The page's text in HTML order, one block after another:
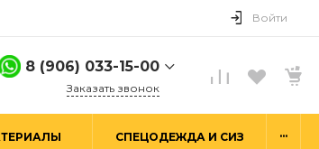
Войти
8 (906) 033-15-00
г. Москва,
Заказать звонок
СПЕЦОДЕЖДА И СИЗ ...